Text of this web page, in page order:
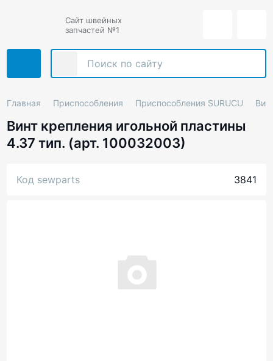
Сайт швейных
запчастей №1
Главная Приспособления Приспособления SURUCU
Винт крепления игольной пластины
4.37 тип. (арт. 100032003)
Код sewparts 3841